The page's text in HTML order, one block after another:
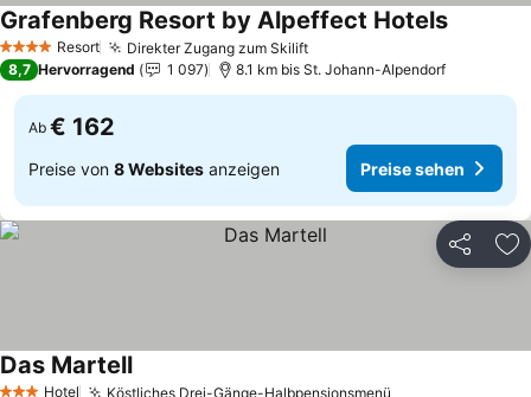
4 Sterne Resort Direkter Zugang zum Skilift
Grafenberg Resort by Alpeffect Hotels
8,7 Hervorragend 1 097 8.1 km bis St. Johann-Alpendorf
Ab € 162
Preise von 8 Websites anzeigen Preise sehen
Teilen
Hotel Köstliches Drei-Gänge-Halbpensionsmenü
Das Martell